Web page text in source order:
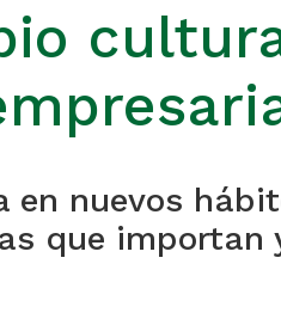
en nuevos
que